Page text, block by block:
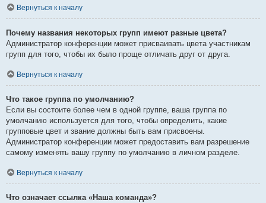
Вернуться к началу
Почему названия некоторых групп имеют разные цвета?
Администратор конференции может присваивать цвета участникам
групп для того, чтобы их было проще отличать друг от друга.
Вернуться к началу
Что такое группа по умолчанию?
Если вы состоите более чем в одной группе, ваша группа по
умолчанию используется для того, чтобы определить, какие
групповые цвет и звание должны быть вам присвоены.
Администратор конференции может предоставить вам разрешение
самому изменять вашу группу по умолчанию в личном разделе.
Вернуться к началу
Что означает ссылка «Наша команда»?